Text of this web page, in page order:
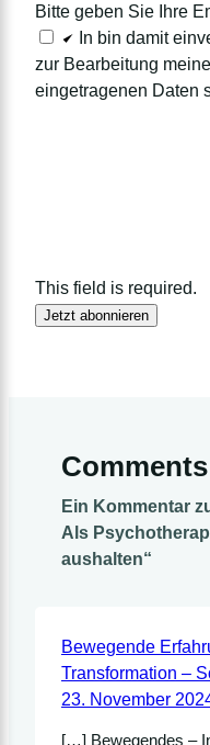
Bitte geben Sie Ihre
In bin damit
zur Bearbeitung
eingetragenen Daten
This field is required.
Jetzt abonnieren
Comments
Ein Kommentar
Als
aushalten“
Bewegende
Transformation –
23. November
[…] Bewegendes –